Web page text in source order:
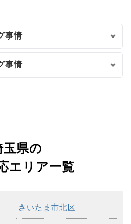
事情
事情
玉県の
エリア一覧
さいたま市北区